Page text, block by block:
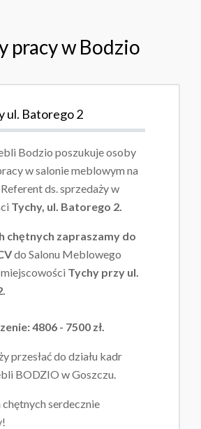
pracy w Bodzio
ul. Batorego 2
Bodzio poszukuje osoby
w salonie meblowym na
ds. sprzedaży w
Tychy, ul. Batorego 2.
chętnych zapraszamy do
do Salonu Meblowego
Tychy przy ul.
4806 - 7500 zł.
przesłać do działu kadr
BODZIO w Goszczu.
serdecznie